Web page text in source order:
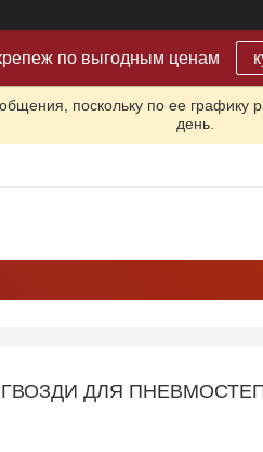
по выгодным ценам
поскольку по ее
день.
ГВОЗДИ ДЛЯ